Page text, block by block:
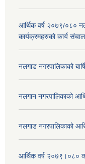
आर्थिक वर्ष २०७९/०८०
कार्यक्रमहरुको कार्य
नलगाड नगरपालिकाको
नलगान नगरपालिकाको
नलगाड नगरपालिकाको
आर्थिक वर्ष २०७९।०८०